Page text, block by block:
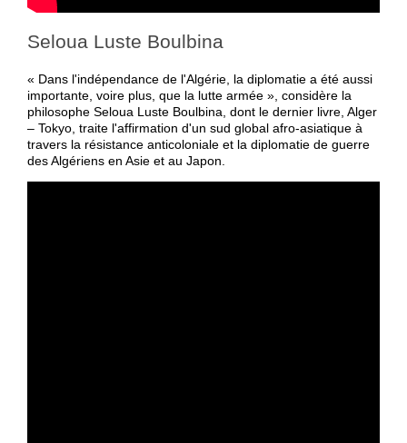
Seloua Luste Boulbina
« Dans l'indépendance de l'Algérie, la diplomatie a été aussi
importante, voire plus, que la lutte armée », considère la
philosophe Seloua Luste Boulbina, dont le dernier livre, Alger
– Tokyo, traite l'affirmation d'un sud global afro-asiatique à
travers la résistance anticoloniale et la diplomatie de guerre
des Algériens en Asie et au Japon.